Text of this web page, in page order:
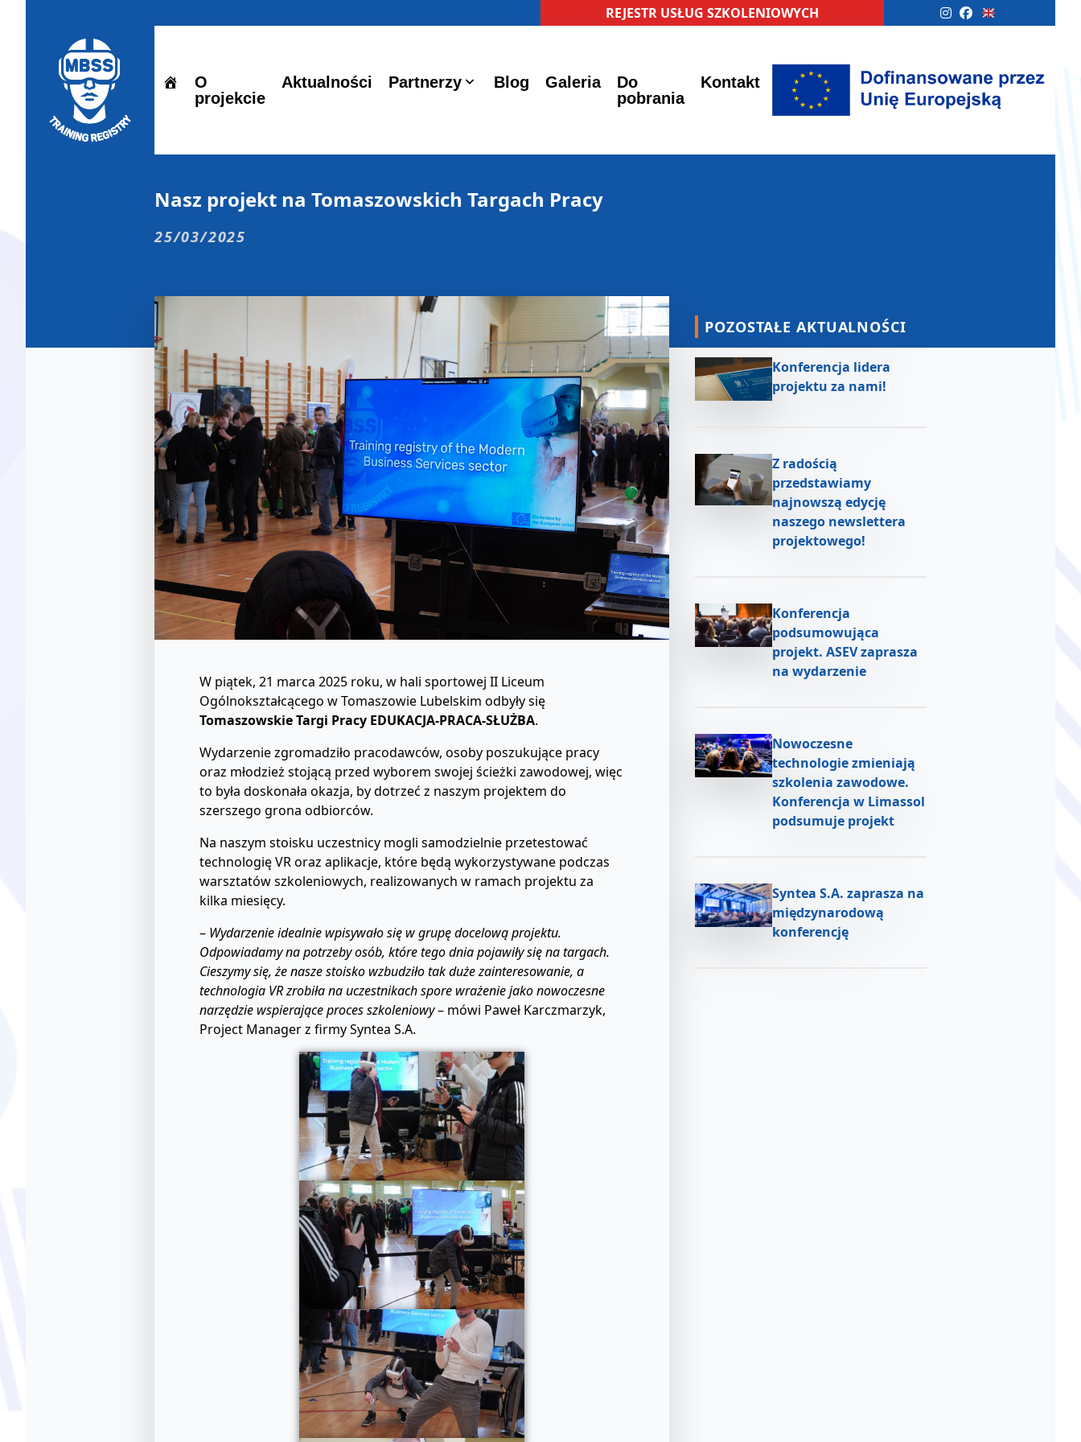
REJESTR USŁUG SZKOLENIOWYCH
O
projekcie
Aktualności Partnerzy Blog Galeria
Do
pobrania
Kontakt
Nasz projekt na Tomaszowskich Targach Pracy
25/03/2025
W piątek, 21 marca 2025 roku, w hali sportowej II Liceum
Ogólnokształcącego w Tomaszowie Lubelskim odbyły się
Tomaszowskie Targi Pracy EDUKACJA-PRACA-SŁUŻBA.
Wydarzenie zgromadziło pracodawców, osoby poszukujące pracy
oraz młodzież stojącą przed wyborem swojej ścieżki zawodowej, więc
to była doskonała okazja, by dotrzeć z naszym projektem do
szerszego grona odbiorców.
Na naszym stoisku uczestnicy mogli samodzielnie przetestować
technologię VR oraz aplikacje, które będą wykorzystywane podczas
warsztatów szkoleniowych, realizowanych w ramach projektu za
kilka miesięcy.
– Wydarzenie idealnie wpisywało się w grupę docelową projektu.
Odpowiadamy na potrzeby osób, które tego dnia pojawiły się na targach.
Cieszymy się, że nasze stoisko wzbudziło tak duże zainteresowanie, a
technologia VR zrobiła na uczestnikach spore wrażenie jako nowoczesne
narzędzie wspierające proces szkoleniowy– mówi Paweł Karczmarzyk,
Project Manager z firmy Syntea S.A.
POZOSTAŁE AKTUALNOŚCI
Konferencja lidera
projektu za nami!
Z radością
przedstawiamy
najnowszą edycję
naszego newslettera
projektowego!
Konferencja
podsumowująca
projekt. ASEV zaprasza
na wydarzenie
Nowoczesne
technologie zmieniają
szkolenia zawodowe.
Konferencja w Limassol
podsumuje projekt
Syntea S.A. zaprasza na
międzynarodową
konferencję